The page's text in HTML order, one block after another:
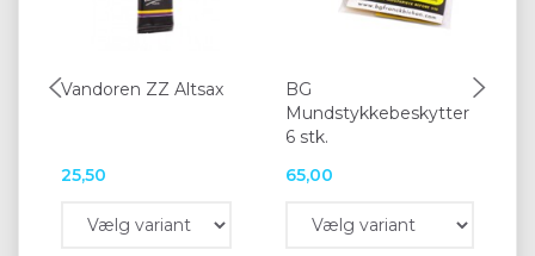
Vandoren ZZ Altsax
25,50
BG
Mundstykkebeskytter
6 stk.
65,00